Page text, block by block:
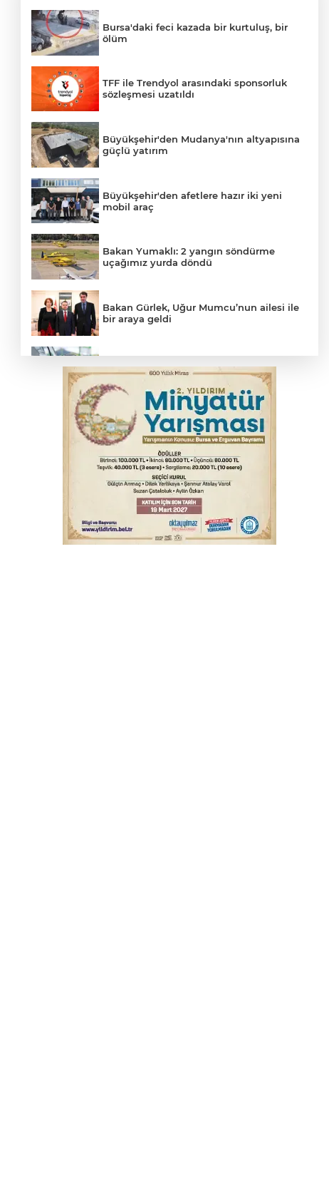
Bursa'daki feci kazada bir kurtuluş, bir
ölüm
TFF ile Trendyol arasındaki sponsorluk
sözleşmesi uzatıldı
Büyükşehir'den Mudanya'nın altyapısına
güçlü yatırım
Büyükşehir'den afetlere hazır iki yeni
mobil araç
Bakan Yumaklı: 2 yangın söndürme
uçağımız yurda döndü
Bakan Gürlek, Uğur Mumcu’nun ailesi ile
bir araya geldi
yansıyacak mı?
YENİ Parti Genel Başkanı Özel'den
Çerçeve Yasa yorumu
Serbest piyasada döviz fiyatları
Serbest piyasada altın fiyatları...